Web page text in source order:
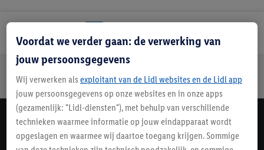
Jouw voordelen bij ons als Lidl webshop klant
Gratis retourneren Veilig winkelen 30 dagen bedenktijd
Lidl Nieuwsbrief
Schrijf je in
Voordat we verder gaan: de verwerking van
jouw persoonsgegevens
Wij verwerken als exploitant van de Lidl websites en de Lidl app
jouw persoonsgegevens op onze websites en in onze apps
(gezamenlijk: "Lidl-diensten"), met behulp van verschillende
technieken waarmee informatie op jouw eindapparaat wordt
opgeslagen en waarmee wij daartoe toegang krijgen. Sommige